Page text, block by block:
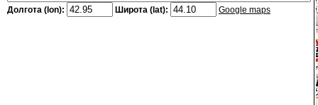
Долгота (lon): Широта (lat): Google maps